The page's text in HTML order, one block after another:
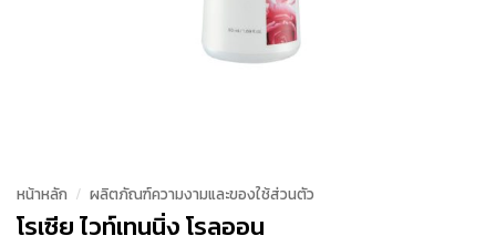
หน้าหลัก / ผลิตภัณฑ์ความงามและของใช้ส่วนตัว
โรเซีย ไวท์เทนนิ่ง โรลออน